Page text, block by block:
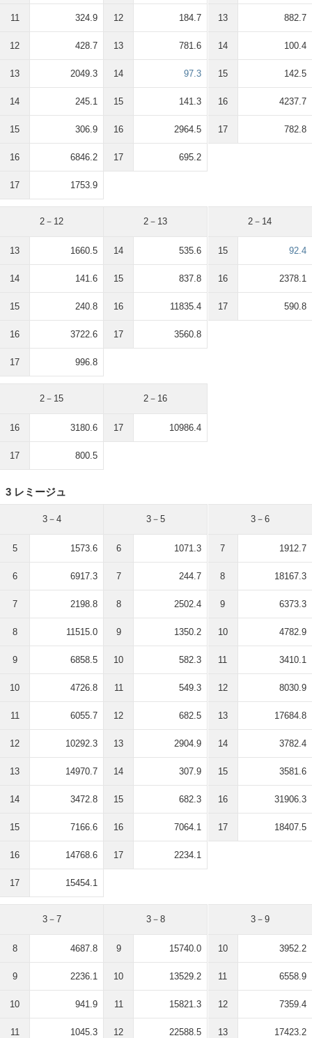
11 324.9
12 428.7
13 2049.3
14 245.1
15 306.9
16 6846.2
17 1753.9
12 184.7
13 781.6
14 97.3
15 141.3
16 2964.5
17 695.2
13 882.7
14 100.4
15 142.5
16 4237.7
17 782.8
2－12
13 1660.5
14 141.6
15 240.8
16 3722.6
17 996.8
2－13
14 535.6
15 837.8
16 11835.4
17 3560.8
2－14
15 92.4
16 2378.1
17 590.8
2－15
16 3180.6
17 800.5
2－16
17 10986.4
3 レミージュ
3－4
5 1573.6
6 6917.3
7 2198.8
8 11515.0
9 6858.5
10 4726.8
11 6055.7
12 10292.3
13 14970.7
14 3472.8
15 7166.6
16 14768.6
17 15454.1
3－5
6 1071.3
7 244.7
8 2502.4
9 1350.2
10 582.3
11 549.3
12 682.5
13 2904.9
14 307.9
15 682.3
16 7064.1
17 2234.1
3－6
7 1912.7
8 18167.3
9 6373.3
10 4782.9
11 3410.1
12 8030.9
13 17684.8
14 3782.4
15 3581.6
16 31906.3
17 18407.5
3－7
8 4687.8
9 2236.1
10 941.9
11 1045.3
3－8
9 15740.0
10 13529.2
11 15821.3
12 22588.5
3－9
10 3952.2
11 6558.9
12 7359.4
13 17423.2